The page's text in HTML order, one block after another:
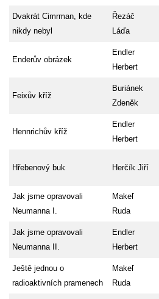
Dvakrát Cimrman, kde
nikdy nebyl
Řezáč
Láďa
Enderův obrázek
Endler
Herbert
Feixův kříž
Buriánek
Zdeněk
Hennrichův kříž
Endler
Herbert
Hřebenový buk Herčík Jiří
Jak jsme opravovali
Neumanna I.
Makeľ
Ruda
Jak jsme opravovali
Neumanna II.
Endler
Herbert
Ještě jednou o
radioaktivních pramenech
Makeľ
Ruda